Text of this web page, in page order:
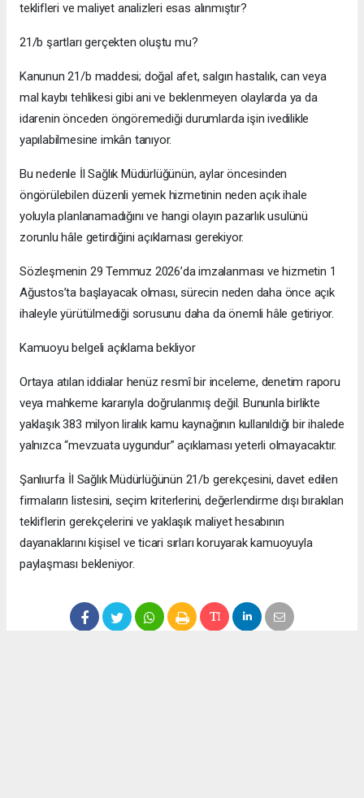
teklifleri ve maliyet analizleri esas alınmıştır?
21/b şartları gerçekten oluştu mu?
Kanunun 21/b maddesi; doğal afet, salgın hastalık, can veya
mal kaybı tehlikesi gibi ani ve beklenmeyen olaylarda ya da
idarenin önceden öngöremediği durumlarda işin ivedilikle
yapılabilmesine imkân tanıyor.
Bu nedenle İl Sağlık Müdürlüğünün, aylar öncesinden
öngörülebilen düzenli yemek hizmetinin neden açık ihale
yoluyla planlanamadığını ve hangi olayın pazarlık usulünü
zorunlu hâle getirdiğini açıklaması gerekiyor.
Sözleşmenin 29 Temmuz 2026’da imzalanması ve hizmetin 1
Ağustos’ta başlayacak olması, sürecin neden daha önce açık
ihaleyle yürütülmediği sorusunu daha da önemli hâle getiriyor.
Kamuoyu belgeli açıklama bekliyor
Ortaya atılan iddialar henüz resmî bir inceleme, denetim raporu
veya mahkeme kararıyla doğrulanmış değil. Bununla birlikte
yaklaşık 383 milyon liralık kamu kaynağının kullanıldığı bir ihalede
yalnızca “mevzuata uygundur” açıklaması yeterli olmayacaktır.
Şanlıurfa İl Sağlık Müdürlüğünün 21/b gerekçesini, davet edilen
firmaların listesini, seçim kriterlerini, değerlendirme dışı bırakılan
tekliflerin gerekçelerini ve yaklaşık maliyet hesabının
dayanaklarını kişisel ve ticari sırları koruyarak kamuoyuyla
paylaşması bekleniyor.